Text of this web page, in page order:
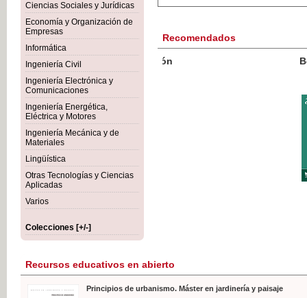
Ciencias Sociales y Jurídicas
Economía y Organización de
Empresas
Informática
Ingeniería Civil
Ingeniería Electrónica y
Comunicaciones
Ingeniería Energética,
Eléctrica y Motores
Ingeniería Mecánica y de
Materiales
Lingüística
Otras Tecnologías y Ciencias
Aplicadas
Varios
Colecciones [+/-]
Recomendados
Botánica Agroalimentaria
Recursos educativos en abierto
Principios de urbanismo. Máster en jardinería y paisaje